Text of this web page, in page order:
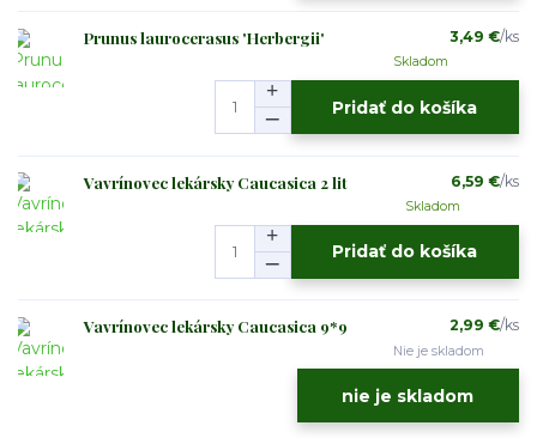
Prunus laurocerasus 'Herbergii' 3,49 €/ks
Skladom
Pridať do košíka
Vavrínovec lekársky Caucasica 2 lit 6,59 €/ks
Skladom
Pridať do košíka
Vavrínovec lekársky Caucasica 9*9 2,99 €/ks
Nie je skladom
nie je skladom